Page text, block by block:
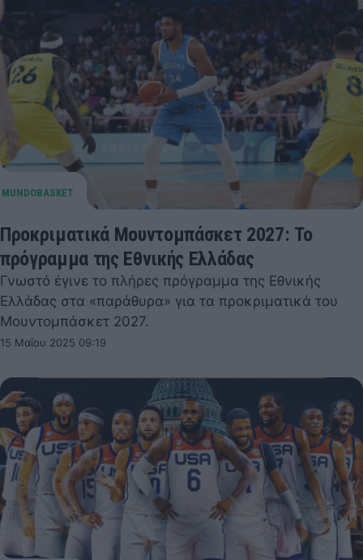
Προκριματικά Μουντομπάσκετ 2027: Το
πρόγραμμα της Εθνικής Ελλάδας
Γνωστό έγινε το πλήρες πρόγραμμα της Εθνικής
Ελλάδας στα «παράθυρα» για τα προκριματικά του
Μουντομπάσκετ 2027.
15 Μαΐου 2025 09:19